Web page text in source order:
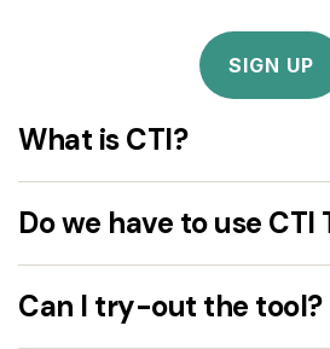
What is CTI?
Do we have to use CTI
Can I try-out the tool?
SIGN UP